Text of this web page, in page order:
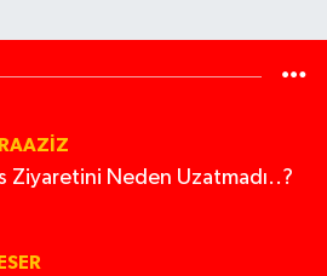
Ziyaretini Neden Uzatmadı..?